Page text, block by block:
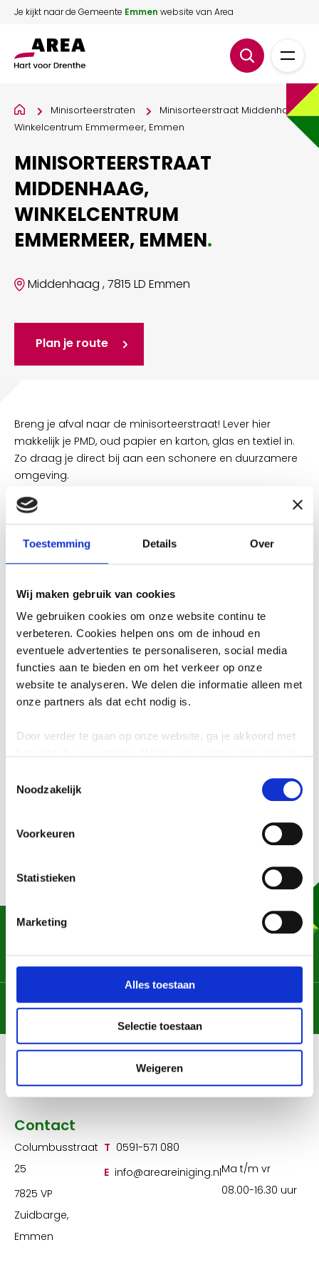
Toestemming Details Over
Wij maken gebruik van cookies
We gebruiken cookies om onze website continu te
verbeteren. Cookies helpen ons om de inhoud en
eventuele advertenties te personaliseren, social media
functies aan te bieden en om het verkeer op onze
website te analyseren. We delen die informatie alleen met
onze partners als dat echt nodig is.
Door verder te gaan op onze website, ga je akkoord met
Noodzakelijk
Voorkeuren
Statistieken
Marketing
Alles toestaan
Selectie toestaan
Weigeren
Je kijkt naar de Gemeente Emmen website van Area
Minisorteerstraten
Minisorteerstraat Middenhaag,
Winkelcentrum Emmermeer, Emmen
MINISORTEERSTRAAT
MIDDENHAAG,
WINKELCENTRUM
EMMERMEER, EMMEN.
Middenhaag , 7815 LD Emmen
Plan je route
Breng je afval naar de minisorteerstraat! Lever hier
makkelijk je PMD, oud papier en karton, glas en textiel in.
Zo draag je direct bij aan een schonere en duurzamere
omgeving.
Afval scheiden is belangrijk!
Een groot deel van ons afval bestaat uit waardevolle
restafval over. Dat is beter voor het milieu, want restafval
WEET WELK AFVAL WAAR
HOORT
Kijk op onze pagina ' Welk afval waar' en leer hoe je
Zo help je mee aan een schonere omgeving en een
Heb je een vraag, opmerking of wil je iets
graag!
Chat met ons Contactformulier
Contact
Columbusstraat
25
7825 VP
Zuidbarge,
Emmen
T 0591-571 080
E info@areareiniging.nlMa t/m vr
08.00-16.30 uur